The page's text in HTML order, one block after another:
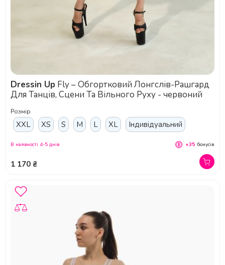
Dressin Up
Для Танців, Сцени Та Вільного Руху - червоний
Розмір
XXL XS S M L XL Індивідуальний
1 170 ₴
В наявності 4-5 днів +35 бонусів